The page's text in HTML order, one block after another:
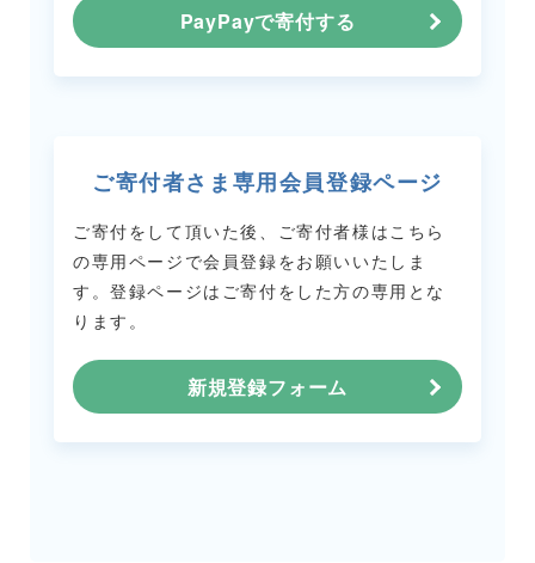
PayPayで寄付する
ご寄付者さま専用会員登録ページ
ご寄付をして頂いた後、ご寄付者様はこちら
の専用ページで会員登録をお願いいたしま
す。登録ページはご寄付をした方の専用とな
ります。
新規登録フォーム